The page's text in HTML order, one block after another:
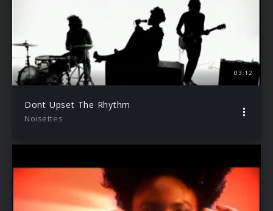
03:12
Dont Upset The Rhythm
Noisettes